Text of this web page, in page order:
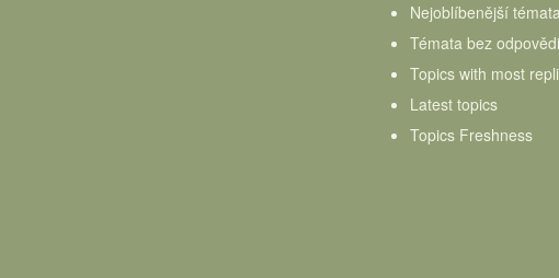
Nejoblíbenější
Témata bez odpovědi
Topics with most
Latest topics
Topics Freshness